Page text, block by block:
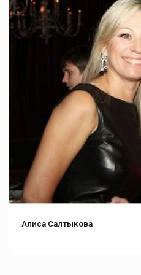
Алиса Салтыкова